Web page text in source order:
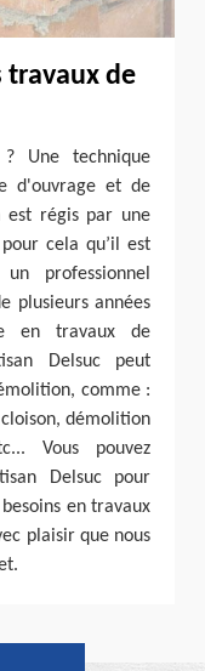
travaux de
Une technique
d'ouvrage et de
est régis par une
cela qu’il est
professionnel
plusieurs années
en travaux de
Delsuc peut
comme :
démolition
Vous pouvez
Delsuc pour
en travaux
plaisir que nous